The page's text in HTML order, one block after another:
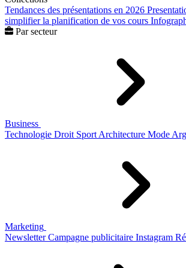
Tendances des présentations en 2026
simplifier la planification de vos cours
Par secteur
Business
Technologie Droit Sport Architecture Mode
Marketing
Newsletter Campagne publicitaire Instagram